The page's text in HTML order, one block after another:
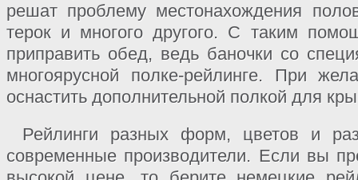
решат проблему местонахождения
терок и многого другого. С таким
приправить обед, ведь баночки со
многоярусной полке-рейлинге. При
оснастить дополнительной полкой для
Рейлинги разных форм, цветов и
современные производители. Если вы